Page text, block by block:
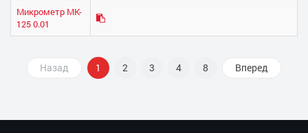
Микрометр МК-
125 0.01
Назад 1 2 3 4 8 Вперед